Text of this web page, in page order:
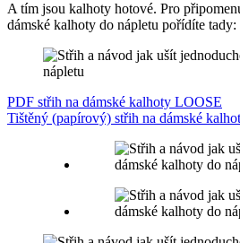
A tím jsou kalhoty hotové. Pro
dámské kalhoty do nápletu pořídíte tady:
PDF střih na dámské kalhoty LOOSE
Tištěný (papírový) střih na dámské